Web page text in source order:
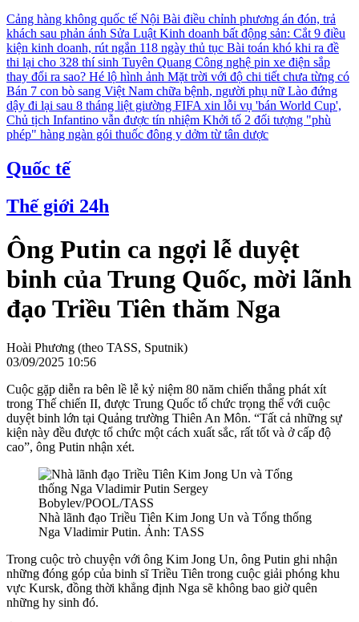
Cảng hàng không quốc tế Nội Bài điều chỉnh phương án đón, trả
khách sau phản ánh Sửa Luật Kinh doanh bất động sản: Cắt 9 điều
kiện kinh doanh, rút ngắn 118 ngày thủ tục Bài toán khó khi ra đề
thi lại cho 328 thí sinh Tuyên Quang Công nghệ pin xe điện sắp
thay đổi ra sao? Hé lộ hình ảnh Mặt trời với độ chi tiết chưa từng có
Bán 7 con bò sang Việt Nam chữa bệnh, người phụ nữ Lào đứng
dậy đi lại sau 8 tháng liệt giường FIFA xin lỗi vụ 'bán World Cup',
Chủ tịch Infantino vẫn được tín nhiệm Khởi tố 2 đối tượng "phù
phép" hàng ngàn gói thuốc đông y dởm từ tân dược
Quốc tế
Thế giới 24h
Ông Putin ca ngợi lễ duyệt
binh của Trung Quốc, mời lãnh
đạo Triều Tiên thăm Nga
Hoài Phương (theo TASS, Sputnik)
03/09/2025 10:56
Cuộc gặp diễn ra bên lề lễ kỷ niệm 80 năm chiến thắng phát xít
trong Thế chiến II, được Trung Quốc tổ chức trọng thể với cuộc
duyệt binh lớn tại Quảng trường Thiên An Môn. “Tất cả những sự
kiện này đều được tổ chức một cách xuất sắc, rất tốt và ở cấp độ
cao”, ông Putin nhận xét.
Nhà lãnh đạo Triều Tiên Kim Jong Un và Tổng thống
Nga Vladimir Putin. Ảnh: TASS
Trong cuộc trò chuyện với ông Kim Jong Un, ông Putin ghi nhận
những đóng góp của binh sĩ Triều Tiên trong cuộc giải phóng khu
vực Kursk, đồng thời khẳng định Nga sẽ không bao giờ quên
những hy sinh đó.